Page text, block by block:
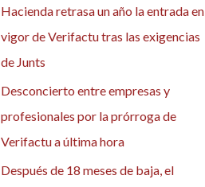
Hacienda retrasa un año la entrada en
vigor de Verifactu tras las exigencias
de Junts
Desconcierto entre empresas y
profesionales por la prórroga de
Verifactu a última hora
Después de 18 meses de baja, el